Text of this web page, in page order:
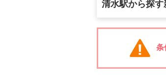
清水駅から探
条